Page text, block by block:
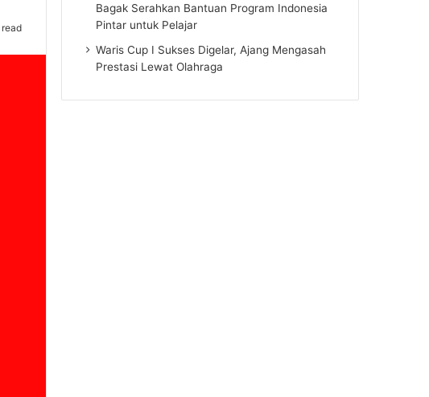
Bagak Serahkan Bantuan Program Indonesia
Pintar untuk Pelajar
Waris Cup I Sukses Digelar, Ajang Mengasah
Prestasi Lewat Olahraga